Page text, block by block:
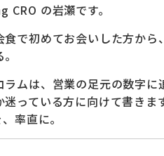
CRO の岩瀬です。
食で初めてお会いした方か
ラムは、営業の足元の数字
迷っている方に向けて書き
率直に。